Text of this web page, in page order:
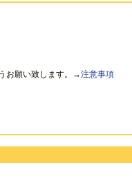
お願い致します。→注意事項